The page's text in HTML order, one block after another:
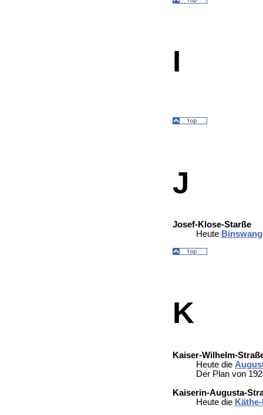
I
J
Josef-Klose-Starße
Heute
K
Kaiser-Wilhelm-
Heute die
Der Plan von
Kaiserin-Augusta-
Heute die